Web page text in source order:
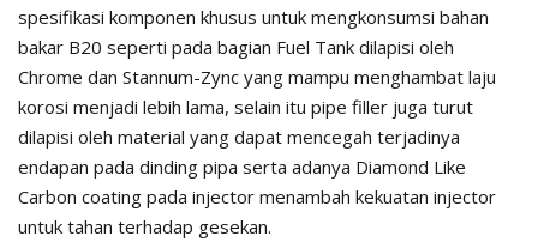
spesifikasi komponen khusus untuk mengkonsumsi bahan
bakar B20 seperti pada bagian Fuel Tank dilapisi oleh
Chrome dan Stannum-Zync yang mampu menghambat laju
korosi menjadi lebih lama, selain itu pipe filler juga turut
dilapisi oleh material yang dapat mencegah terjadinya
endapan pada dinding pipa serta adanya Diamond Like
Carbon coating pada injector menambah kekuatan injector
untuk tahan terhadap gesekan.